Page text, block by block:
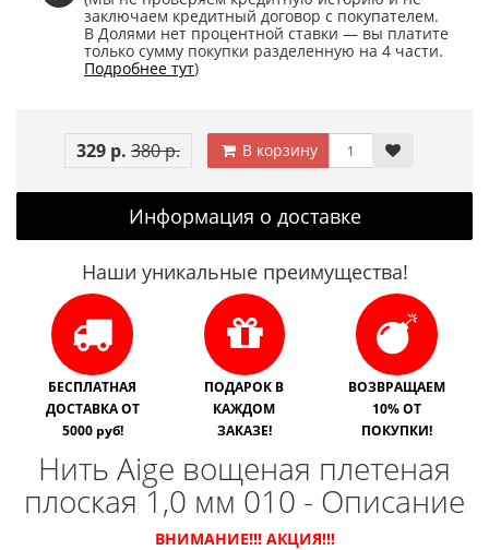
заключаем кредитный договор с покупателем.
В Долями нет процентной ставки — вы платите
только сумму покупки разделенную на 4 части.
Подробнее тут)
329 р. 380 р. В корзину
Информация о доставке
Наши уникальные преимущества!
БЕСПЛАТНАЯ
ДОСТАВКА ОТ
5000 руб!
ПОДАРОК В
КАЖДОМ
ЗАКАЗЕ!
ВОЗВРАЩАЕМ
10% ОТ
ПОКУПКИ!
Нить Aige вощеная плетеная
плоская 1,0 мм 010 - Описание
ВНИМАНИЕ!!! АКЦИЯ!!!